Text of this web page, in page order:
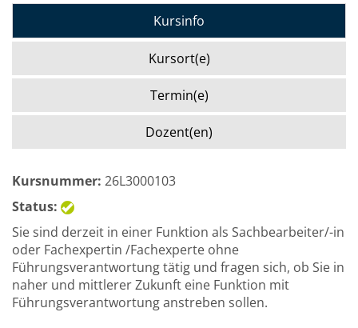
Kursinfo
Kursort(e)
Termin(e)
Dozent(en)
Kursnummer: 26L3000103
Status:
Sie sind derzeit in einer Funktion als Sachbearbeiter/-in
oder Fachexpertin /Fachexperte ohne
Führungsverantwortung tätig und fragen sich, ob Sie in
naher und mittlerer Zukunft eine Funktion mit
Führungsverantwortung anstreben sollen.